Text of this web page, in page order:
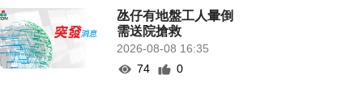
氹仔有地盤工人暈倒
需送院搶救
2026-08-08 16:35
74
0